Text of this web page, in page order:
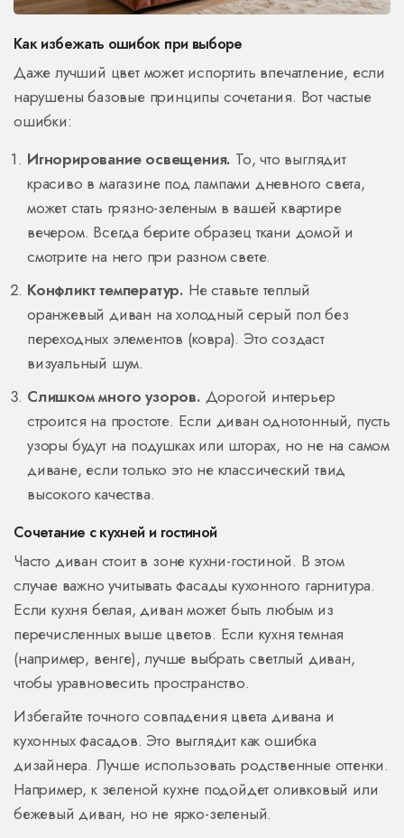
Как избежать ошибок при выборе
Даже лучший цвет может испортить впечатление, если
нарушены базовые принципы сочетания. Вот частые
ошибки:
Игнорирование освещения. То, что выглядит
красиво в магазине под лампами дневного света,
может стать грязно-зеленым в вашей квартире
вечером. Всегда берите образец ткани домой и
смотрите на него при разном свете.
Конфликт температур. Не ставьте теплый
оранжевый диван на холодный серый пол без
переходных элементов (ковра). Это создаст
визуальный шум.
Слишком много узоров. Дорогой интерьер
строится на простоте. Если диван однотонный, пусть
узоры будут на подушках или шторах, но не на самом
диване, если только это не классический твид
высокого качества.
Сочетание с кухней и гостиной
Часто диван стоит в зоне кухни-гостиной. В этом
случае важно учитывать фасады кухонного гарнитура.
Если кухня белая, диван может быть любым из
перечисленных выше цветов. Если кухня темная
(например, венге), лучше выбрать светлый диван,
чтобы уравновесить пространство.
Избегайте точного совпадения цвета дивана и
кухонных фасадов. Это выглядит как ошибка
дизайнера. Лучше использовать родственные оттенки.
Например, к зеленой кухне подойдет оливковый или
бежевый диван, но не ярко-зеленый.